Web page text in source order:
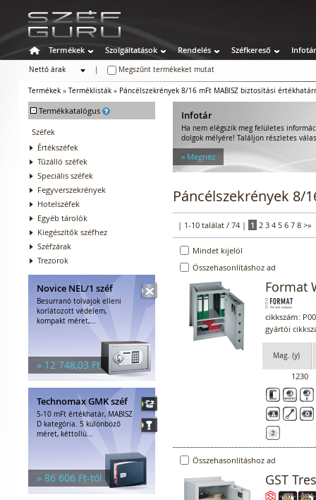
Termékek Szolgáltatások Rendelés Széfkereső Infotár
Nettó árak
Megszűnt termékeket mutat
Termékek » Terméklisták » Páncélszekrények 8/16 mFt MABISZ biztosítási
- Termékkatalógus
Széfek
Értékszéfek
Tűzálló széfek
Speciális széfek
Fegyverszekrények
Hotelszéfek
Egyéb tárolók
Kiegészítők széfhez
Széfzárak
Trezorok
Novice NEL/1 széf
Besurranó tolvajok elleni
korlátozott védelem,
kompakt méret,...
» 12 748,03 Ft
Technomax GMK széf
5-10 mFt értékhatár, MABISZ
D kategória. 5 különböző
méret, kéttollú...
» 86 606 Ft-tól
Infotár
Ha nem elégszik meg felületes
dolgok mélyére! Találjon részletes
» Megnéz
Páncélszekrények 8/
| 1-10 találat / 74 | 1 2 3 4 5 6 7 8 >»
Mindet kijelöl
Összehasonlításhoz ad
Format
cikkszám:
gyártói
Mag. (y)
1230
Összehasonlításhoz ad
GST